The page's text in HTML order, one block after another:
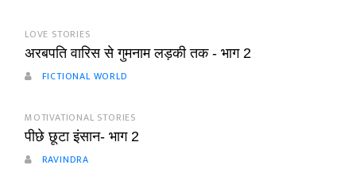
LOVE STORIES
अरबपति वारिस से गुमनाम लड़की तक - भाग 2
FICTIONAL WORLD
MOTIVATIONAL STORIES
पीछे छूटा इंसान- भाग 2
RAVINDRA